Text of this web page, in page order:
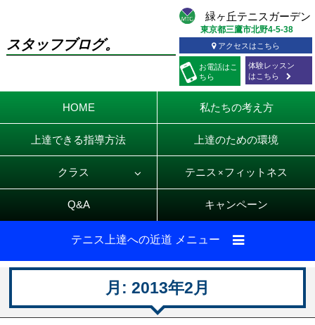
スタッフブログ。
お電話はこ
ちら
東京都三鷹市北野4-5-38
アクセスはこちら
体験レッスン
はこちら
HOME 私たちの考え方
上達できる指導方法 上達のための環境
クラス テニス × フィットネス
Q&A キャンペーン
テニス上達への近道 メニュー
月: 2013年2月